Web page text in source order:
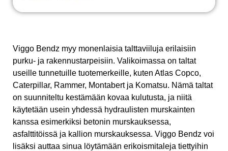
Viggo Bendz myy monenlaisia talttaviiluja erilaisiin
purku- ja rakennustarpeisiin. Valikoimassa on taltat
useille tunnetuille tuotemerkeille, kuten Atlas Copco,
Caterpillar, Rammer, Montabert ja Komatsu. Nämä taltat
on suunniteltu kestämään kovaa kulutusta, ja niitä
käytetään usein yhdessä hydraulisten murskainten
kanssa esimerkiksi betonin murskauksessa,
asfalttitöissä ja kallion murskauksessa. Viggo Bendz voi
lisäksi auttaa sinua löytämään erikoismitaleja tiettyihin